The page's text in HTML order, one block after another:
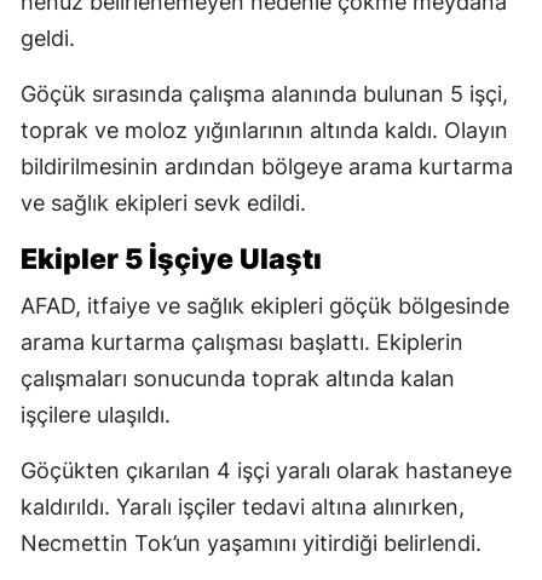
geldi.
Göçük sırasında çalışma alanında bulunan 5 işçi,
toprak ve moloz yığınlarının altında kaldı. Olayın
bildirilmesinin ardından bölgeye arama kurtarma
ve sağlık ekipleri sevk edildi.
Ekipler 5 İşçiye Ulaştı
AFAD, itfaiye ve sağlık ekipleri göçük bölgesinde
arama kurtarma çalışması başlattı. Ekiplerin
çalışmaları sonucunda toprak altında kalan
işçilere ulaşıldı.
Göçükten çıkarılan 4 işçi yaralı olarak hastaneye
kaldırıldı. Yaralı işçiler tedavi altına alınırken,
Necmettin Tok’un yaşamını yitirdiği belirlendi.